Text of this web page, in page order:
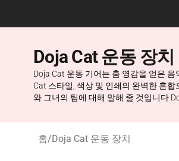
Doja Cat 운동 장치
Doja Cat 운동 기어는 춤 영감을 얻은
Cat 스타일, 색상 및 인쇄의 완벽한 혼
와 그녀의 팀에 대해 말해 줄 것입니다
홈/Doja Cat 운동 장치